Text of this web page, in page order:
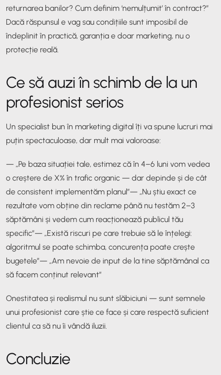
returnarea banilor? Cum definim ‘nemulțumit’ în contract?”
Dacă răspunsul e vag sau condițiile sunt imposibil de
îndeplinit în practică, garanția e doar marketing, nu o
protecție reală.
Ce să auzi în schimb de la un
profesionist serios
Un specialist bun în marketing digital îți va spune lucruri mai
puțin spectaculoase, dar mult mai valoroase:
— „Pe baza situației tale, estimez că în 4–6 luni vom vedea
o creștere de X% în trafic organic — dar depinde și de cât
de consistent implementăm planul”— „Nu știu exact ce
rezultate vom obține din reclame până nu testăm 2–3
săptămâni și vedem cum reacționează publicul tău
specific”— „Există riscuri pe care trebuie să le înțelegi:
algoritmul se poate schimba, concurența poate crește
bugetele”— „Am nevoie de input de la tine săptămânal ca
să facem conținut relevant”
Onestitatea și realismul nu sunt slăbiciuni — sunt semnele
unui profesionist care știe ce face și care respectă suficient
clientul ca să nu îi vândă iluzii.
Concluzie